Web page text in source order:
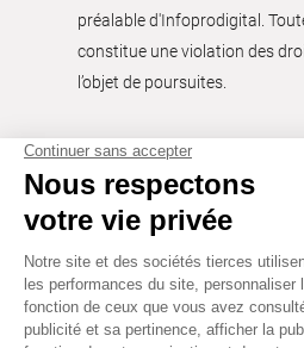
préalable d'Infoprodigital.
constitue une violation des
l’objet de poursuites.
Tous droits réservés ©